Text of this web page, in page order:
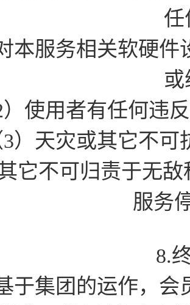
任
本服务相关软硬
或
）使用者有任何违
3）天灾或其它不
其它不可归责于无
服务
8.
于集团的运作，